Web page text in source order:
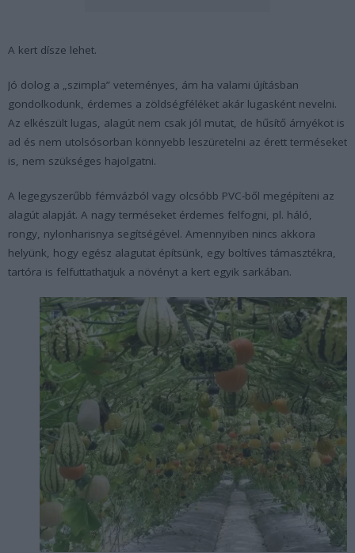
A kert dísze lehet.
Jó dolog a „szimpla” veteményes, ám ha valami újításban
gondolkodunk, érdemes a zöldségféléket akár lugasként nevelni.
Az elkészült lugas, alagút nem csak jól mutat, de hűsítő árnyékot is
ad és nem utolsósorban könnyebb leszüretelni az érett terméseket
is, nem szükséges hajolgatni.
A legegyszerűbb fémvázból vagy olcsóbb PVC-ből megépíteni az
alagút alapját. A nagy terméseket érdemes felfogni, pl. háló,
rongy, nylonharisnya segítségével. Amennyiben nincs akkora
helyünk, hogy egész alagutat építsünk, egy boltíves támasztékra,
tartóra is felfuttathatjuk a növényt a kert egyik sarkában.